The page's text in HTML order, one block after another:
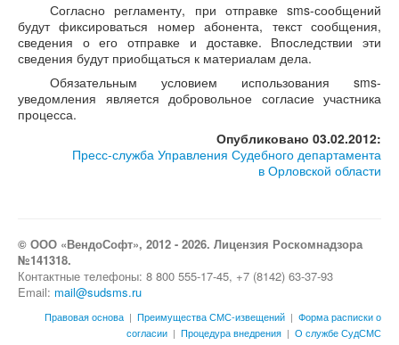
Согласно регламенту, при отправке sms-сообщений
будут фиксироваться номер абонента, текст сообщения,
сведения о его отправке и доставке. Впоследствии эти
сведения будут приобщаться к материалам дела.
Обязательным условием использования sms-
уведомления является добровольное согласие участника
процесса.
Опубликовано 03.02.2012:
Пресс-служба Управления Судебного департамента
в Орловской области
© ООО «ВендоСофт», 2012 - 2026. Лицензия Роскомнадзора
№141318.
Контактные телефоны: 8 800 555-17-45, +7 (8142) 63-37-93
Email: mail@sudsms.ru
Правовая основа | Преимущества СМС-извещений | Форма расписки о
согласии | Процедура внедрения | О службе СудСМС